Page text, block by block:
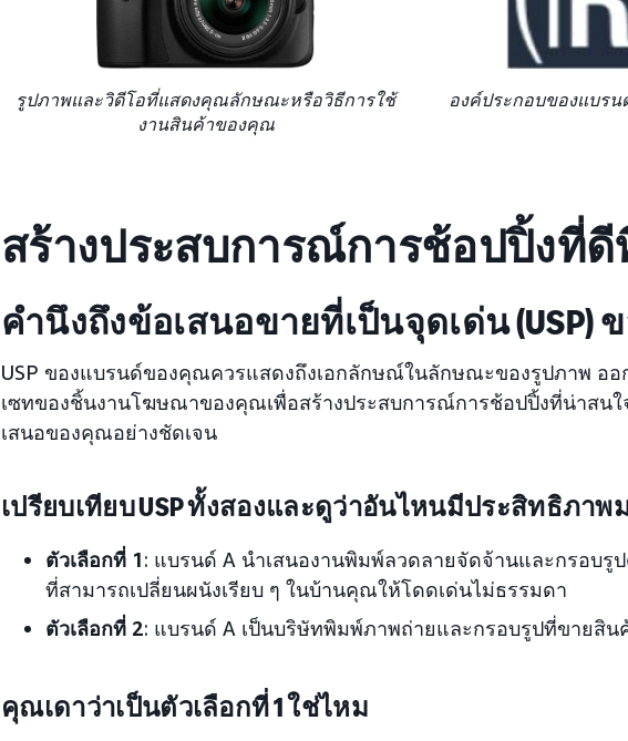
รูปภาพและวิดีโอที่แสดงคุณลักษณะหรือวิธีการใช้
งานสินค้าของคุณ
องค์ประกอบของแบร
สร้างประสบการณ์การช้อปปิ้งที่
คำนึงถึงข้อเสนอขายที่เป็นจุดเด่น (USP)
USP ของแบรนด์ของคุณควรแสดงถึงเอกลักษณ์ในลักษณะของรูปภาพ ออ
เซทของชิ้นงานโฆษณาของคุณเพื่อสร้างประสบการณ์การช้อปปิ้งที่น่าสน
เสนอของคุณอย่างชัดเจน
เปรียบเทียบ USP ทั้งสองและดูว่าอันไหนมีประสิทธิภา
ตัวเลือกที่ 1: แบรนด์ A นำเสนองานพิมพ์ลวดลายจัดจ้านและกรอบรู
ที่สามารถเปลี่ยนผนังเรียบ ๆ ในบ้านคุณให้โดดเด่นไม่ธรรมดา
ตัวเลือกที่ 2: แบรนด์ A เป็นบริษัทพิมพ์ภาพถ่ายและกรอบรูปที่ขายสิ
คุณเดาว่าเป็นตัวเลือกที่ 1 ใช่ไหม